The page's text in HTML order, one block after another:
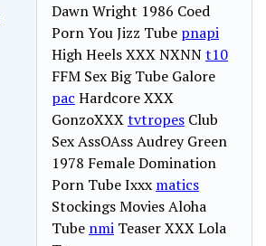
Dawn Wright 1986 Coed
Porn You Jizz Tube pnapi
High Heels XXX NXNNt10
FFM Sex Big Tube Galore
pac Hardcore XXX
GonzoXXXtvtropes Club
Sex AssOAss Audrey Green
1978 Female Domination
Porn Tube Ixxx matics
Stockings Movies Aloha
Tube nmi Teaser XXX Lola